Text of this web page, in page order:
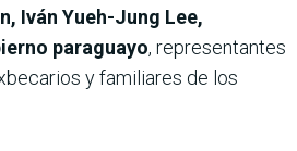
Iván Yueh-Jung Lee,
paraguayo, representantes
y familiares de los